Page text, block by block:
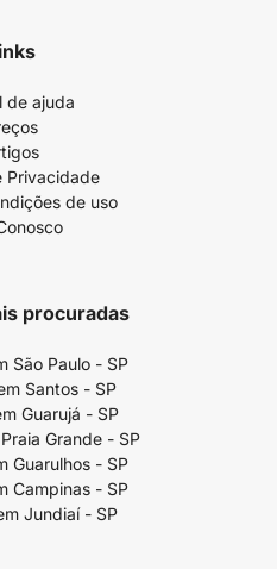
de ajuda
Privacidade
de uso
procuradas
São Paulo - SP
Santos - SP
Guarujá - SP
Grande - SP
Guarulhos - SP
Campinas - SP
Jundiaí - SP